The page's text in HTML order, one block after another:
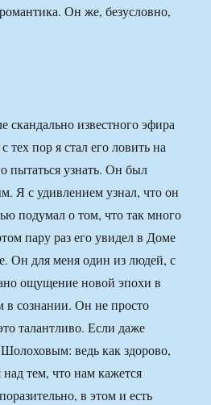
Он же, безусловно,
скандально известного эфира
пор я стал его ловить на
пытаться узнать. Он был
Я с удивлением узнал, что он
подумал о том, что так много
пару раз его увидел в Доме
Он для меня один из людей, с
ощущение новой эпохи в
сознании. Он не просто
талантливо. Если даже
ведь как здорово,
тем, что нам кажется
в этом и есть